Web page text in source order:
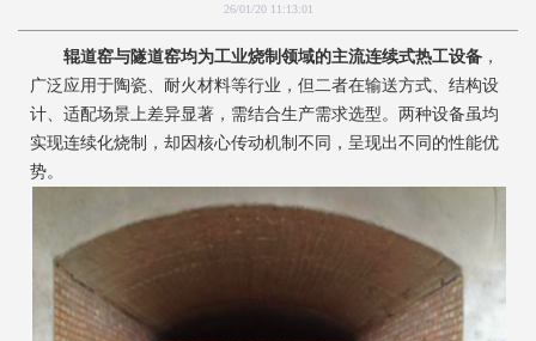
26/01/20 11:13:01
辊道窑与隧道窑均为工业烧制领域的主流连续式热工设备 ，
广泛应用于陶瓷、耐火材料等行业，但二者在输送方式、结构设
计、适配场景上差异显著，需结合生产需求选型。两种设备虽均
实现连续化烧制，却因核心传动机制不同，呈现出不同的性能优
势。